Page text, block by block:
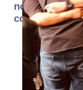
no se
consume